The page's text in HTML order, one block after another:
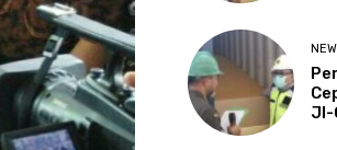
JI-